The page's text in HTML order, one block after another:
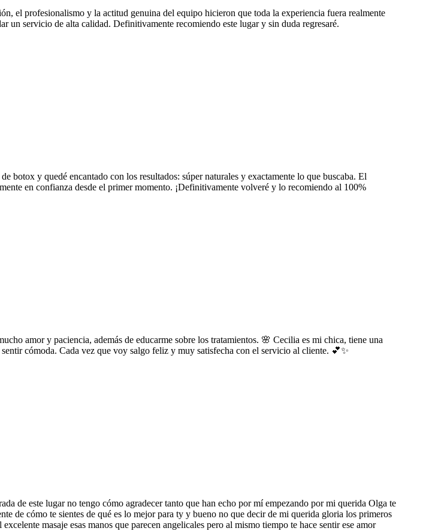
el profesionalismo y la actitud genuina del equipo hicieron que toda la experiencia fuera realmente
un servicio de alta calidad. Definitivamente recomiendo este lugar y sin duda regresaré.
y quedé encantado con los resultados: súper naturales y exactamente lo que buscaba. El
en confianza desde el primer momento. ¡Definitivamente volveré y lo recomiendo al 100%
amor y paciencia, además de educarme sobre los tratamientos. 🌸 Cecilia es mi chica, tiene una
cómoda. Cada vez que voy salgo feliz y muy satisfecha con el servicio al cliente. 💕✨
de este lugar no tengo cómo agradecer tanto que han echo por mí empezando por mi querida Olga te
de cómo te sientes de qué es lo mejor para ty y bueno no que decir de mi querida gloria los primeros
masaje esas manos que parecen angelicales pero al mismo tiempo te hace sentir ese amor